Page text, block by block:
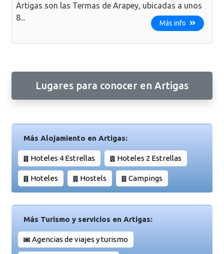
Artigas son las Termas de Arapey, ubicadas a unos
8...
Más info
Lugares para conocer en Artigas
Más Alojamiento en Artigas:
Hoteles 4 Estrellas Hoteles 2 Estrellas
Hoteles Hostels Campings
Más Turismo y servicios en Artigas:
Agencias de viajes y turismo